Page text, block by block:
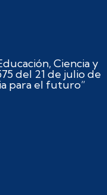
Ciencia y
del 21 de julio de
para el futuro”